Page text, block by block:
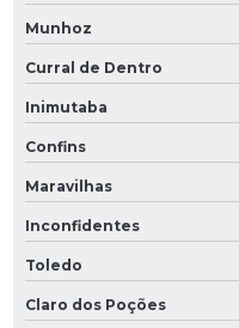
Munhoz
Curral de Dentro
Inimutaba
Confins
Maravilhas
Inconfidentes
Toledo
Claro dos Poções